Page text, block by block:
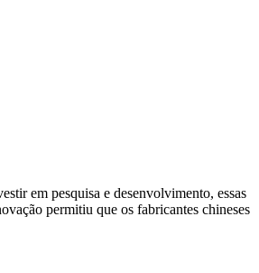
em pesquisa e desenvolvimento, essas
permitiu que os fabricantes chineses